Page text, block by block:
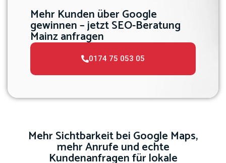
Mehr Kunden über Google
gewinnen – jetzt SEO-Beratung
Mainz anfragen
0174 75 053 05
Mehr Sichtbarkeit bei Google Maps,
mehr Anrufe und echte
Kundenanfragen für lokale